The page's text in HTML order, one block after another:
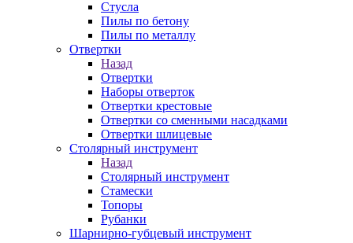
Стусла
Пилы по бетону
Пилы по металлу
Отвертки
Назад
Отвертки
Наборы отверток
Отвертки крестовые
Отвертки со сменными насадками
Отвертки шлицевые
Столярный инструмент
Назад
Столярный инструмент
Стамески
Топоры
Рубанки
Шарнирно-губцевый инструмент